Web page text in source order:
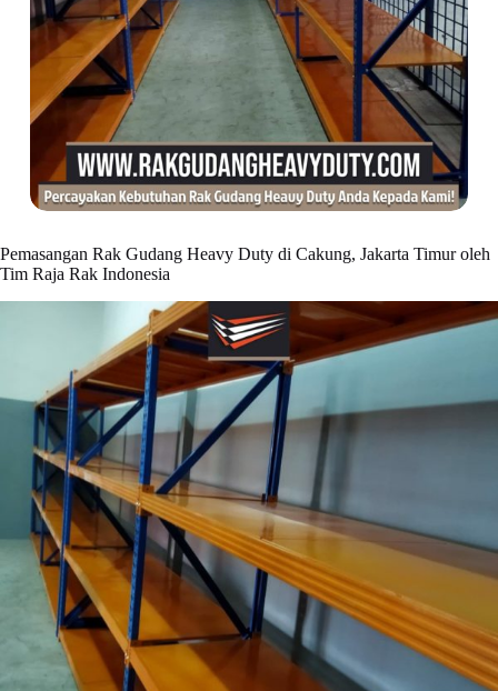
Pemasangan Rak Gudang Heavy Duty di Cakung, Jakarta Timur oleh
Tim Raja Rak Indonesia